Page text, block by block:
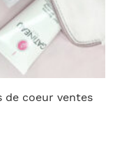
de coeur ventes